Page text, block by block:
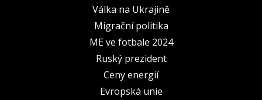
Válka na Ukrajině
Migrační politika
ME ve fotbale 2024
Ruský prezident
Ceny energií
Evropská unie